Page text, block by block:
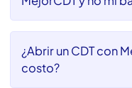
frecuentes
¿Utilizar MejorCDT